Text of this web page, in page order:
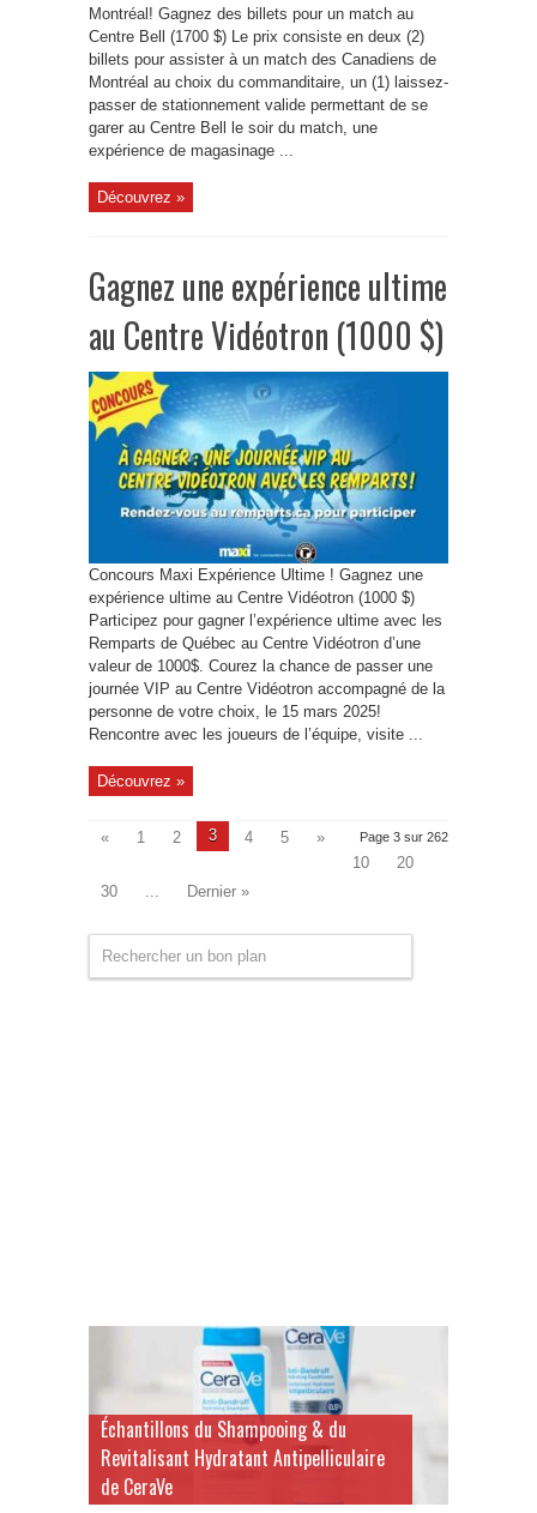
Montréal! Gagnez des billets pour un match au
Centre Bell (1700 $) Le prix consiste en deux (2)
billets pour assister à un match des Canadiens de
Montréal au choix du commanditaire, un (1) laissez-
passer de stationnement valide permettant de se
garer au Centre Bell le soir du match, une
expérience de magasinage ...
Découvrez »
Gagnez une expérience ultime
au Centre Vidéotron (1000 $)
Concours Maxi Expérience Ultime ! Gagnez une
expérience ultime au Centre Vidéotron (1000 $)
Participez pour gagner l’expérience ultime avec les
Remparts de Québec au Centre Vidéotron d’une
valeur de 1000$. Courez la chance de passer une
journée VIP au Centre Vidéotron accompagné de la
personne de votre choix, le 15 mars 2025!
Rencontre avec les joueurs de l’équipe, visite ...
Découvrez »
Page 3 sur 262
« 1 2 3 4 5
»
10
20
30
... Dernier »
Échantillons du Shampooing & du
Revitalisant Hydratant Antipelliculaire
de CeraVe